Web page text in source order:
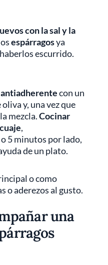
con la sal y la
espárragosya
escurrido.
con un
y, una vez que
mezcla.Cocinar
,
5 minutos por lado,
de un plato.
o como
o aderezos al gusto.
una